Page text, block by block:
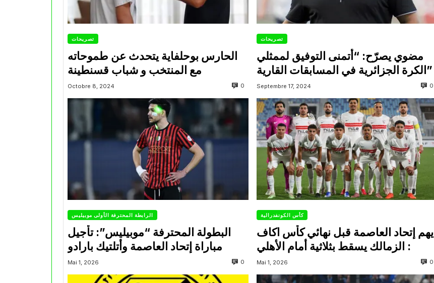
تصريحات
الحارس بوحلفاية يتحدث عن طموحاته
مع المنتخب و شباب قسنطينة
Octobre 8, 2024 0
تصريحات
مضوي يصرّح: “أتمنى التوفيق لممثلي
الكرة الجزائرية في المسابقات القارية”
Septembre 17, 2024 0
الرابطة المحترفة الأولى موبيليس
البطولة المحترفة “موبيليس”: تأجيل
مباراة إتحاد العاصمة وأتلتيك بارادو
Mai 1, 2026 0
كأس الكونفدرالية
يهم إتحاد العاصمة قبل نهائي كأس اكاف
Mai 1, 2026 0